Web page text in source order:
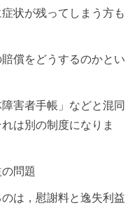
状が残ってしまう方も
償をどうするのかとい
害者手帳」などと混同
は別の制度になりま
問題
は，慰謝料と逸失利益